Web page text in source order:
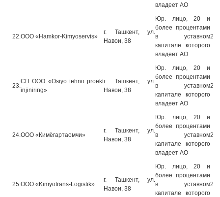
владеет АО
22.ООО «Hamkor-Kimyoservis»
г. Ташкент, ул.
Навои, 38
Юр. лицо, 20 и
более процентами
в уставном
капитале которого
владеет АО
23.
СП ООО «Osiyo tehno proekt
injiniring»
г. Ташкент, ул.
Навои, 38
Юр. лицо, 20 и
более процентами
в уставном
капитале которого
владеет АО
24.ООО «Кимёгартаомчи»
г. Ташкент, ул.
Навои, 38
Юр. лицо, 20 и
более процентами
в уставном
капитале которого
владеет АО
25.ООО «Kimyotrans-Logistik»
г. Ташкент, ул.
Навои, 38
Юр. лицо, 20 и
более процентами
в уставном
капитале которого